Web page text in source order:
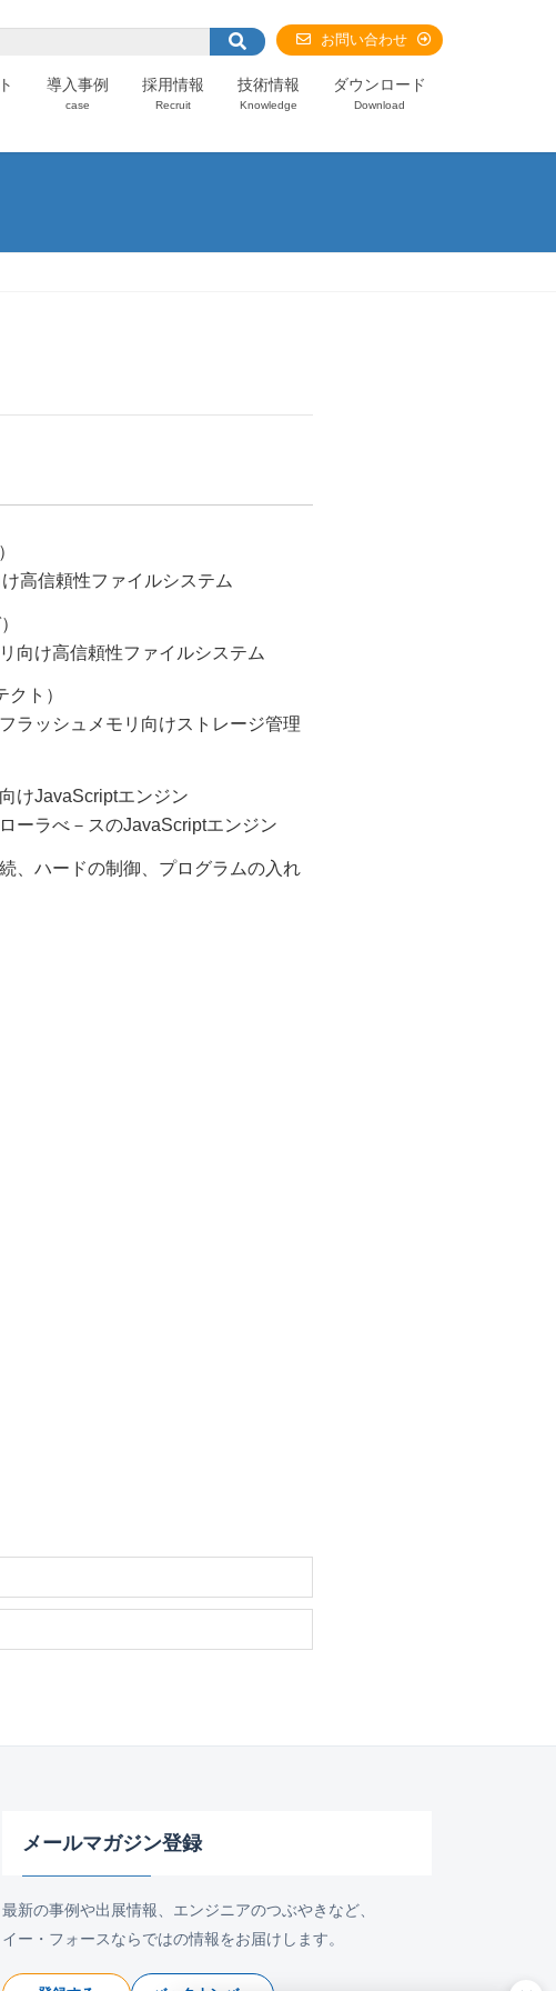
お問い合わせ
導入事例
case
採用情報
Recruit
技術情報
Knowledge
ダウンロード
Download
高信頼性ファイルシステム
向け高信頼性ファイルシステム
クト）
ラッシュメモリ向けストレージ管理
けJavaScriptエンジン
ーラべ－スのJavaScriptエンジン
、ハードの制御、プログラムの入れ
メールマガジン登録
最新の事例や出展情報、エンジニアのつぶやきなど、
イー・フォースならではの情報をお届けします。